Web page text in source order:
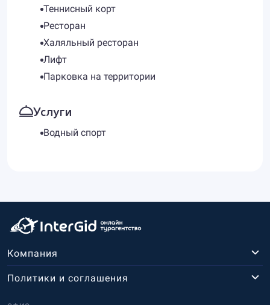
Теннисный корт
Ресторан
Халяльный ресторан
Лифт
Парковка на территории
Услуги
Водный спорт
Компания
Политики и соглашения